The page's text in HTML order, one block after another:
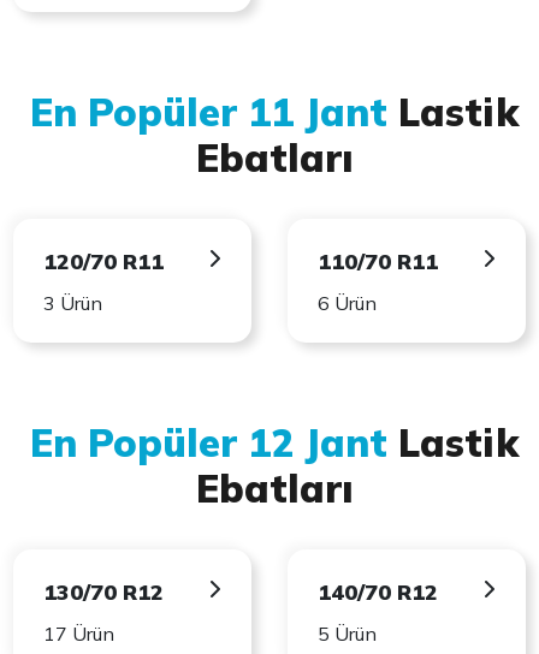
En Popüler 11 Jant Lastik
Ebatları
120/70 R11
3 Ürün
110/70 R11
6 Ürün
En Popüler 12 Jant Lastik
Ebatları
130/70 R12
17 Ürün
140/70 R12
5 Ürün